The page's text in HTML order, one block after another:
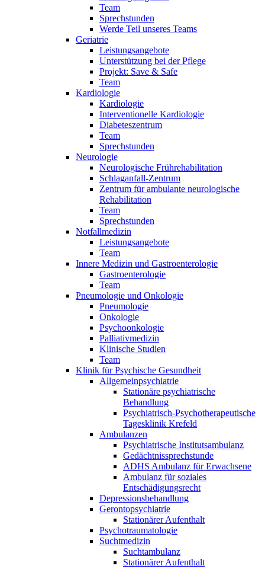
Team
Sprechstunden
Werde Teil unseres Teams
Geriatrie
Leistungsangebote
Unterstützung bei der Pflege
Projekt: Save & Safe
Team
Kardiologie
Kardiologie
Interventionelle Kardiologie
Diabeteszentrum
Team
Sprechstunden
Neurologie
Neurologische Frührehabilitation
Schlaganfall-Zentrum
Zentrum für ambulante neurologische
Rehabilitation
Team
Sprechstunden
Notfallmedizin
Leistungsangebote
Team
Innere Medizin und Gastroenterologie
Gastroenterologie
Team
Pneumologie und Onkologie
Pneumologie
Onkologie
Psychoonkologie
Palliativmedizin
Klinische Studien
Team
Klinik für Psychische Gesundheit
Allgemeinpsychiatrie
Stationäre psychiatrische
Behandlung
Psychiatrisch-Psychotherapeutische
Tagesklinik Krefeld
Ambulanzen
Psychiatrische Institutsambulanz
Gedächtnissprechstunde
ADHS Ambulanz für Erwachsene
Ambulanz für soziales
Entschädigungsrecht
Depressionsbehandlung
Gerontopsychiatrie
Stationärer Aufenthalt
Psychotraumatologie
Suchtmedizin
Suchtambulanz
Stationärer Aufenthalt